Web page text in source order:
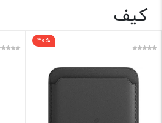
اکسسوری ✨
فیلتر براساس قیمت :
کیف
40%